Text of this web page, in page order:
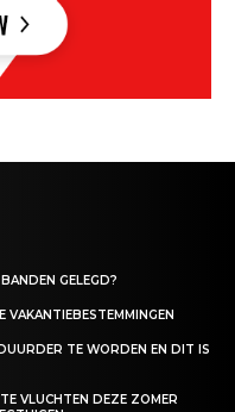
GELEGD?
TE WORDEN EN DIT IS
VLUCHTEN DEZE ZOMER